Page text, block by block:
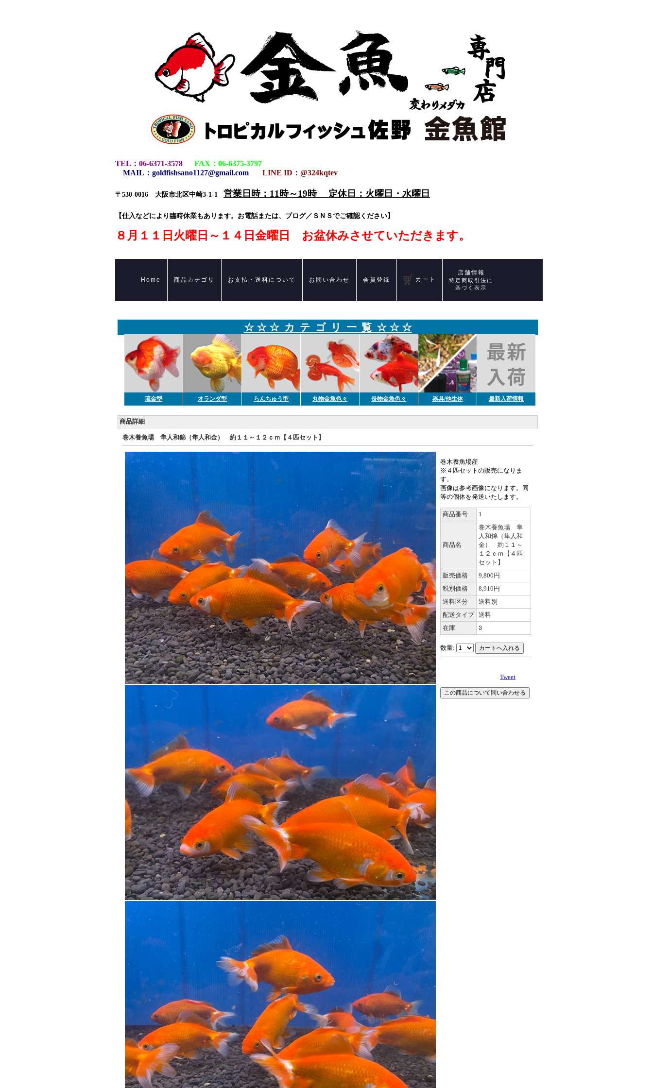
TEL ： 06-6371-3578 FAX ： 06-6375-3797
MAIL ： goldfishsano1127@gmail.com LINE ID：@324kqtev
〒530-0016 大阪市北区中崎3-1-1 営業日時：11時～19時 定休日：火曜日・水曜日
【仕入などにより臨時休業もあります。お電話または、ブログ／ＳＮＳでご確認ください】
８月１１日火曜日～１４日金曜日 お盆休みさせていただきます。
Home 商品カテゴリ お支払・送料について お問い合わせ 会員登録 カート
店舗情報
特定商取引法に
基づく表示
☆ ☆ ☆ カ テ ゴ リ 一 覧 ☆ ☆ ☆
琉金型 オランダ型 らんちゅう型 丸物金魚色々 長物金魚色々 器具/他生体 最新入荷情報
商品詳細
巻木養魚場 隼人和錦（隼人和金） 約１１～１２ｃｍ【４匹セット】
巻木養魚場産
※４匹セットの販売になりま
す。
画像は参考画像になります。同
等の個体を発送いたします。
商品番号 1
商品名
巻木養魚場 隼
人和錦（隼人和
金） 約１１～
１２ｃｍ【４匹
セット】
販売価格
9,800円
税別価格
8,910円
送料区分
送料別
配送タイプ 送料
在庫
数量:
Tweet